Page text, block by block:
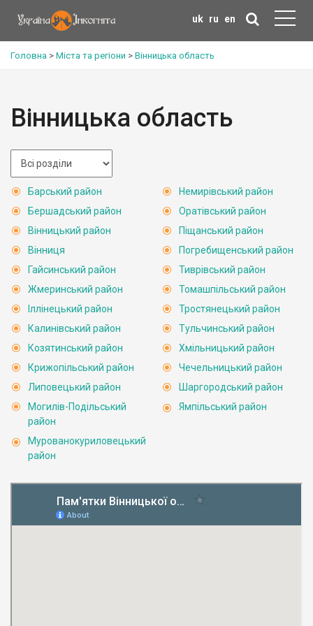
uk ru en
Головна > Міста та регіони > Вінницька область
Вінницька область
Барський район
Бершадський район
Вінницький район
Вінниця
Гайсинський район
Жмеринський район
Іллінецький район
Калинівський район
Козятинський район
Крижопільський район
Липовецький район
Могилів-Подільський
район
Мурованокуриловецький
район
Немирівський район
Оратівський район
Піщанський район
Погребищенський район
Тиврівський район
Томашпільський район
Тростянецький район
Тульчинський район
Хмільницький район
Чечельницький район
Шаргородський район
Ямпільський район